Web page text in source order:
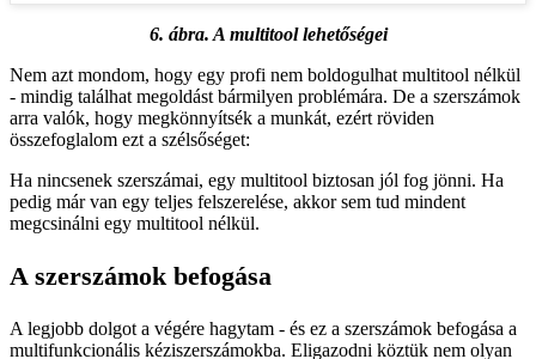
6. ábra. A multitool lehetőségei
Nem azt mondom, hogy egy profi nem boldogulhat multitool nélkül
- mindig találhat megoldást bármilyen problémára. De a szerszámok
arra valók, hogy megkönnyítsék a munkát, ezért röviden
összefoglalom ezt a szélsőséget:
Ha nincsenek szerszámai, egy multitool biztosan jól fog jönni. Ha
pedig már van egy teljes felszerelése, akkor sem tud mindent
megcsinálni egy multitool nélkül.
A szerszámok befogása
A legjobb dolgot a végére hagytam - és ez a szerszámok befogása a
multifunkcionális kéziszerszámokba. Eligazodni köztük nem olyan